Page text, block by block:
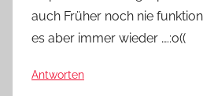
auch Früher noch nie
es aber immer wieder ….:o((
Antworten